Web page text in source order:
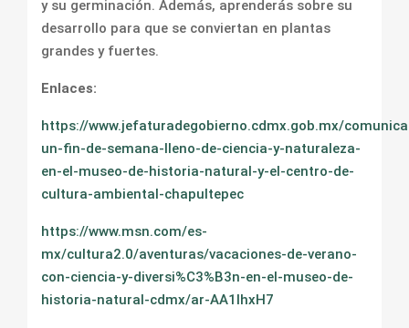
y su germinación. Además, aprenderás sobre su
desarrollo para que se conviertan en plantas
grandes y fuertes.
Enlaces:
https://www.jefaturadegobierno.cdmx.gob.mx/
un-fin-de-semana-lleno-de-ciencia-y-naturaleza-
en-el-museo-de-historia-natural-y-el-centro-de-
cultura-ambiental-chapultepec
https://www.msn.com/es-
mx/cultura2.0/aventuras/vacaciones-de-verano-
con-ciencia-y-diversi%C3%B3n-en-el-museo-de-
historia-natural-cdmx/ar-AA1IhxH7